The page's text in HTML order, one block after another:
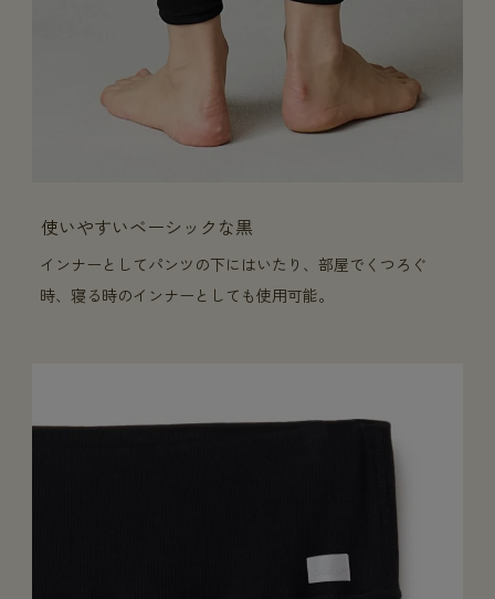
使いやすいベーシックな黒
インナーとしてパンツの下にはいたり、部屋でくつろぐ
時、寝る時のインナーとしても使用可能。